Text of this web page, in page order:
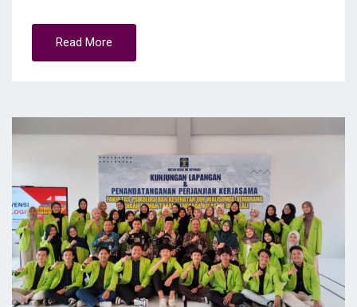
Read More